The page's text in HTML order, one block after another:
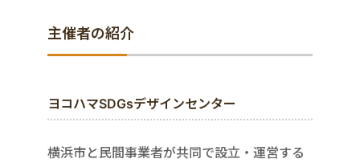
主催者の紹介
ヨコハマSDGsデザインセンター
横浜市と民間事業者が共同で設立・運営する